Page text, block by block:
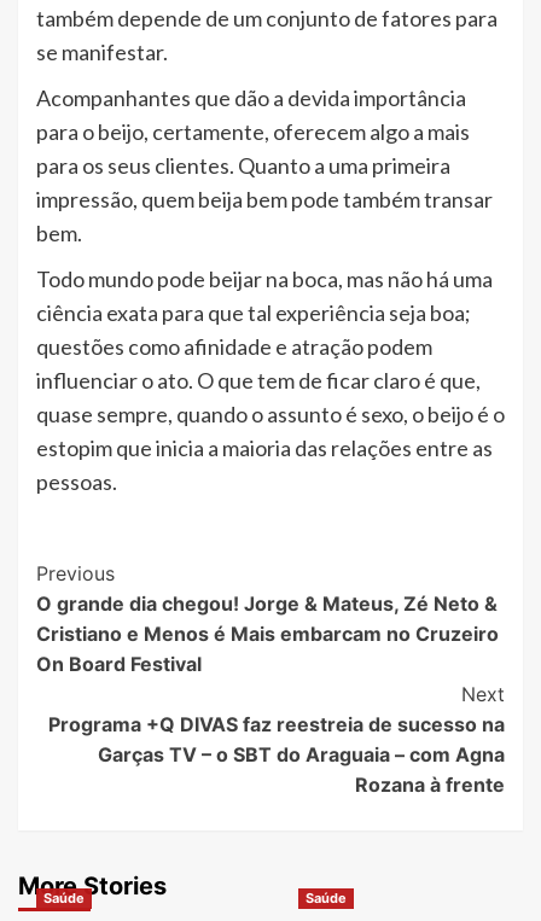
também depende de um conjunto de fatores para
se manifestar.
Acompanhantes que dão a devida importância
para o beijo, certamente, oferecem algo a mais
para os seus clientes. Quanto a uma primeira
impressão, quem beija bem pode também transar
bem.
Todo mundo pode beijar na boca, mas não há uma
ciência exata para que tal experiência seja boa;
questões como afinidade e atração podem
influenciar o ato. O que tem de ficar claro é que,
quase sempre, quando o assunto é sexo, o beijo é o
estopim que inicia a maioria das relações entre as
pessoas.
Post
Navigation
Previous
O grande dia chegou! Jorge & Mateus, Zé Neto &
Cristiano e Menos é Mais embarcam no Cruzeiro
On Board Festival
Next
Programa +Q DIVAS faz reestreia de sucesso na
Garças TV – o SBT do Araguaia – com Agna
Rozana à frente
More Stories
Saúde Saúde